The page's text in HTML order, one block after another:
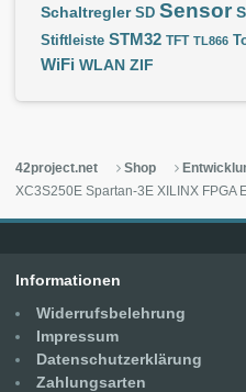
Schaltregler SD Sensor
Stiftleiste STM32 TFT TL866
WiFi WLAN ZIF
42project.net Shop
XC3S250E Spartan-3E XILINX FPGA
Informationen
Widerrufsbelehrung
Impressum
Datenschutzerklärung
Zahlungsarten